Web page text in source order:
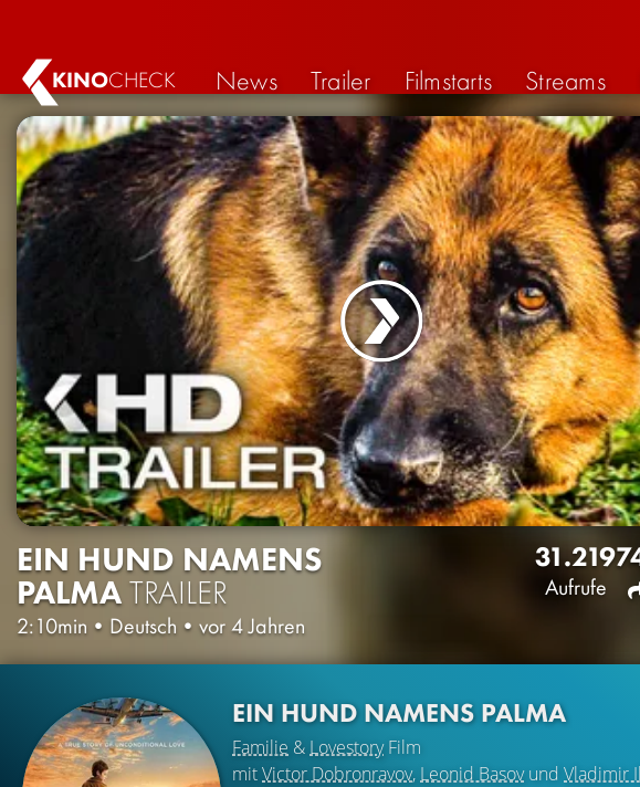
KINOCHECK News Trailer Filmstarts Streams
EIN HUND NAMENS
PALMATRAILER
2:10min • Deutsch • vor 4 Jahren
31.219
Aufrufe
EIN HUND NAMENS PALMA
Familie & LovestoryFilm
mitVictor Dobronravov, Leonid Basovund Vladimir